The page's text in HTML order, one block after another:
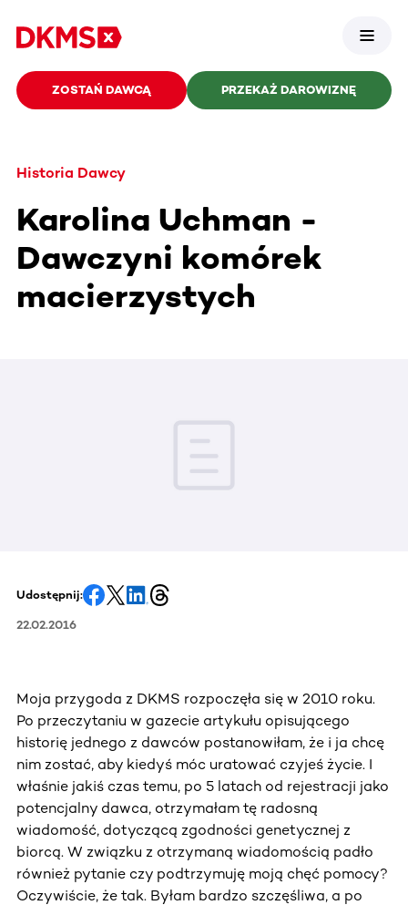
ZOSTAŃ DAWCĄ PRZEKAŻ DAROWIZNĘ
Historia Dawcy
Karolina Uchman -
Dawczyni komórek
macierzystych
Udostępnij:
22.02.2016
Moja przygoda z DKMS rozpoczęła się w 2010 roku.
Po przeczytaniu w gazecie artykułu opisującego
historię jednego z dawców postanowiłam, że i ja chcę
nim zostać, aby kiedyś móc uratować czyjeś życie. I
właśnie jakiś czas temu, po 5 latach od rejestracji jako
potencjalny dawca, otrzymałam tę radosną
wiadomość, dotyczącą zgodności genetycznej z
biorcą. W związku z otrzymaną wiadomością padło
również pytanie czy podtrzymuję moją chęć pomocy?
Oczywiście, że tak. Byłam bardzo szczęśliwa, a po